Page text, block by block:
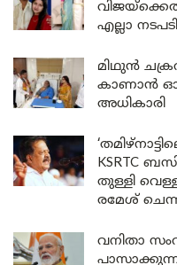
എല്ലാ
മിഥുൻ
കാണാൻ
അധികാരി
KSRTC
തുള്ളി
രമേശ്
വനിതാ